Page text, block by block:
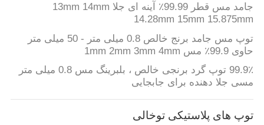
جامد مس قطر 99.99٪ آینه ای جلا 13mm 14mm
14.28mm 15mm 15.875mm
توپ مس جامد برنج خالص 0.8 میلی متر - 50 میلی متر
حاوی 99.9٪ مس 1mm 2mm 3mm 4mm
99.9٪ توپ گرد برنجی خالص ، بلبرینگ مس 0.8 میلی متر
مسی جلا دهنده برای جابجایی
توپ های پلاستیکی توخالی